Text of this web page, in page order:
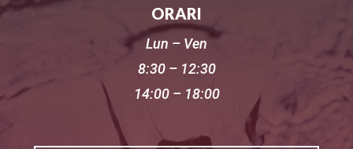
ORARI
Lun – Ven
8:30 – 12:30
14:00 – 18:00